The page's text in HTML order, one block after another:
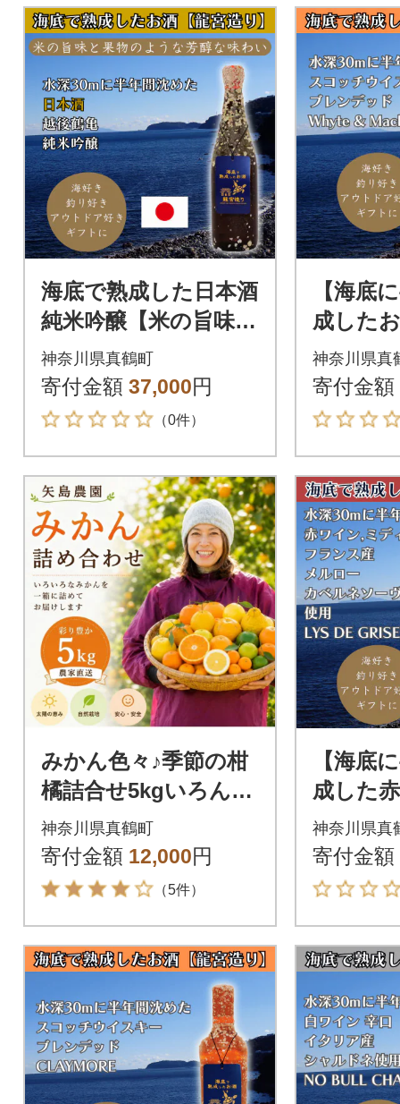
海底で熟成した日本酒
純米吟醸【米の旨味と
果物のような芳醇な
香り】越後鶴亀 #D1
神奈川県真鶴町
寄付金額 37,000円
（0件）
【海底
成した
チウイ
&
神奈川県真
寄付金額
みかん色々♪季節の柑
橘詰合せ5kgいろんな
種類が一箱に詰まっ
た楽しいみかんBox
【先行受付】
神奈川県真鶴町
寄付金額 12,000円
（5件）
【海底
成した
ディア
DE
神奈川県真
寄付金額